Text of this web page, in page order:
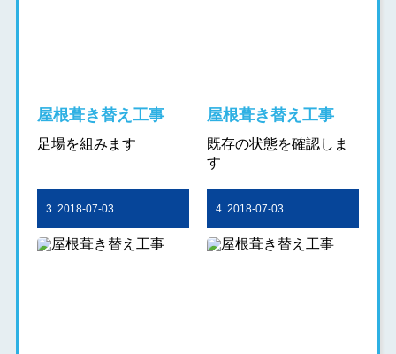
屋根葺き替え工事
足場を組みます
屋根葺き替え工事
既存の状態を確認しま
す
3. 2018-07-03 4. 2018-07-03